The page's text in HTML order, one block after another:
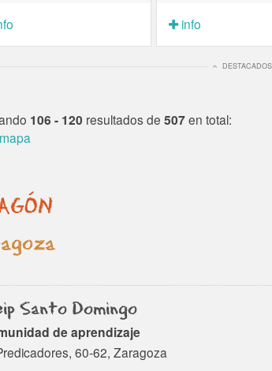
de Infantil y Primaria.
en un entorno
de la huerta de
a germinar en el
2013 gracias a un...
Acompañamiento
Naturaleza
espacio de
niños y niñas de 9
info
DESTACADOS
106 - 120 resultados de507en total:
Santo Domingo
de aprendizaje
60-62, Zaragoza